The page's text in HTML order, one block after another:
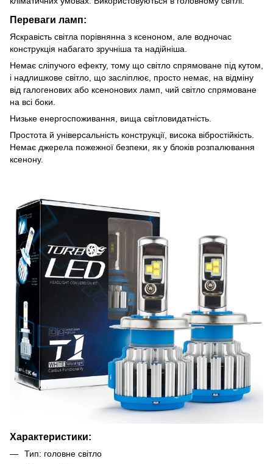
Переваги ламп:
Яскравість світла порівнянна з ксеноном, але водночас
конструкція набагато зручніша та надійніша.
Немає сліпучого ефекту, тому що світло спрямоване під кутом,
і надлишкове світло, що засліплює, просто немає, на відміну
від галогенових або ксенонових ламп, чий світло спрямоване
на всі боки.
Низьке енергоспоживання, вища світловидатність.
Простота й універсальність конструкції, висока вібростійкість.
Немає джерела пожежної безпеки, як у блоків розпалювання
ксенону.
Характеристики:
Тип: головне світло